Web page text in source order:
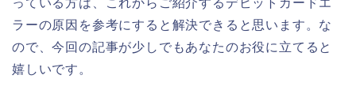
っている方は、これからご紹介するデビットカードエ
ラーの原因を参考にすると解決できると思います。な
ので、今回の記事が少しでもあなたのお役に立てると
嬉しいです。